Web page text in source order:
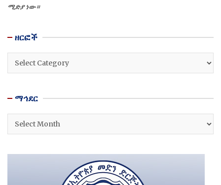
ሚድያ ነው።
ዘርፎች
ዘርፎች
ማኅደር
ማኅደር